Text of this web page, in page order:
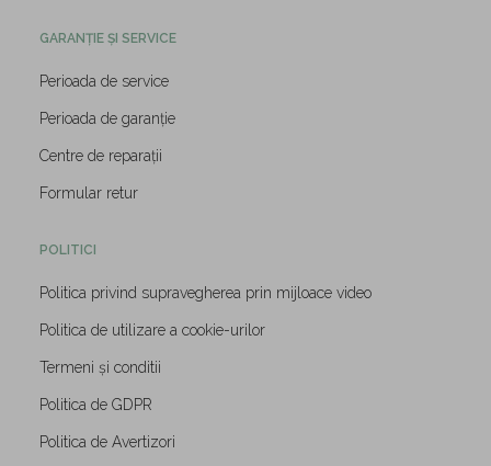
GARANȚIE ȘI SERVICE
Perioada de service
Perioada de garanție
Centre de reparații
Formular retur
POLITICI
Politica privind supravegherea prin mijloace video
Politica de utilizare a cookie-urilor
Termeni și conditii
Politica de GDPR
Politica de Avertizori